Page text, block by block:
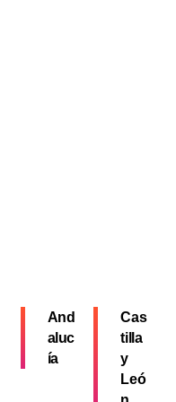
And
aluc
ía
Cas
tilla
y
Leó